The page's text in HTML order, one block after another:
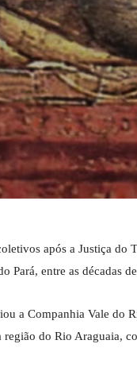
após a Justiça do
Pará, entre as décadas
a Companhia Vale do
do Rio Araguaia,